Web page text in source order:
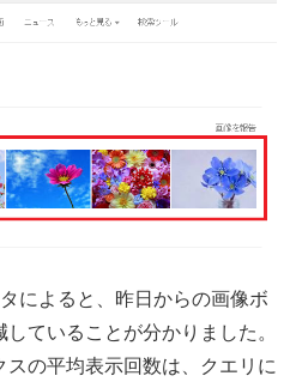
によると、昨日からの画像ボ
ていることが分かりました。
の平均表示回数は、クエリに